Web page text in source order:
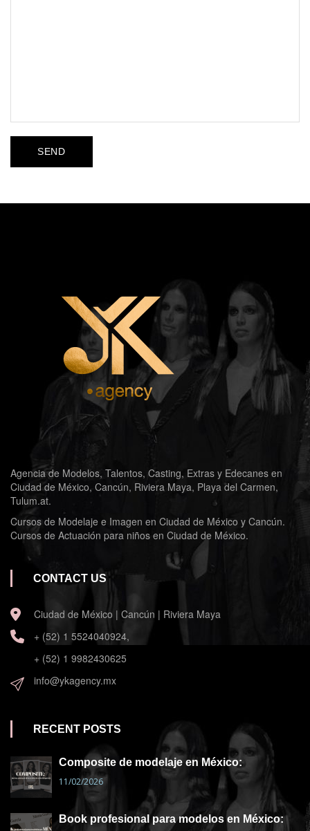
Agencia de Modelos, Talentos, Casting, Extras y Edecanes en
Ciudad de México, Cancún, Riviera Maya, Playa del Carmen,
Tulum.at.
Cursos de Modelaje e Imagen en Ciudad de México y Cancún.
Cursos de Actuación para niños en Ciudad de México.
CONTACT US
Ciudad de México | Cancún | Riviera Maya
+ (52) 1 5524040924,
+ (52) 1 9982430625
info@ykagency.mx
RECENT POSTS
Composite de modelaje en México:
11/02/2026
Book profesional para modelos en México: